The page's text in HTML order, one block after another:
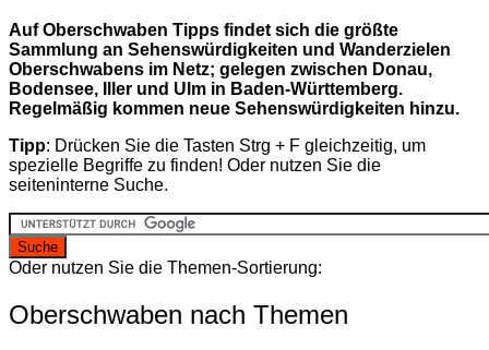
Auf Oberschwaben Tipps findet sich die größte
Sammlung an Sehenswürdigkeiten und Wanderzielen
Oberschwabens im Netz; gelegen zwischen Donau,
Bodensee, Iller und Ulm in Baden-Württemberg.
Regelmäßig kommen neue Sehenswürdigkeiten hinzu.
Tipp: Drücken Sie die Tasten Strg + F gleichzeitig, um
spezielle Begriffe zu finden! Oder nutzen Sie die
seiteninterne Suche.
Oder nutzen Sie die Themen-Sortierung:
Oberschwaben nach Themen